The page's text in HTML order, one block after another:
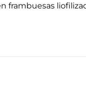
frambuesas